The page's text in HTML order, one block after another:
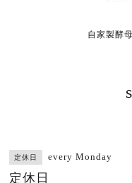
自家製酵
定休日 every Monday
定休日